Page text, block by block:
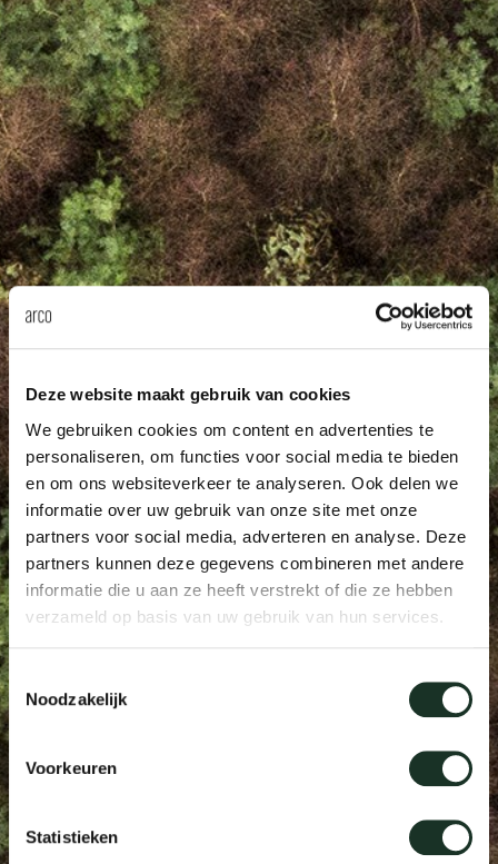
Deze website maakt gebruik van cookies
We gebruiken cookies om content en advertenties te
personaliseren, om functies voor social media te bieden
en om ons websiteverkeer te analyseren. Ook delen we
informatie over uw gebruik van onze site met onze
partners voor social media, adverteren en analyse. Deze
partners kunnen deze gegevens combineren met andere
informatie die u aan ze heeft verstrekt of die ze hebben
verzameld op basis van uw gebruik van hun services.
Toestemmingsselectie
Noodzakelijk
Voorkeuren
Statistieken
ovale
local
vision
sessel
cm13/
cm15
cm21
cm22
Kollektion
uli
raw
jorre
ivan
jonas
dick
karel
Über Arco